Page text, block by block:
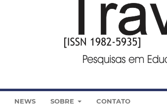
NEWS SOBRE CONTATO